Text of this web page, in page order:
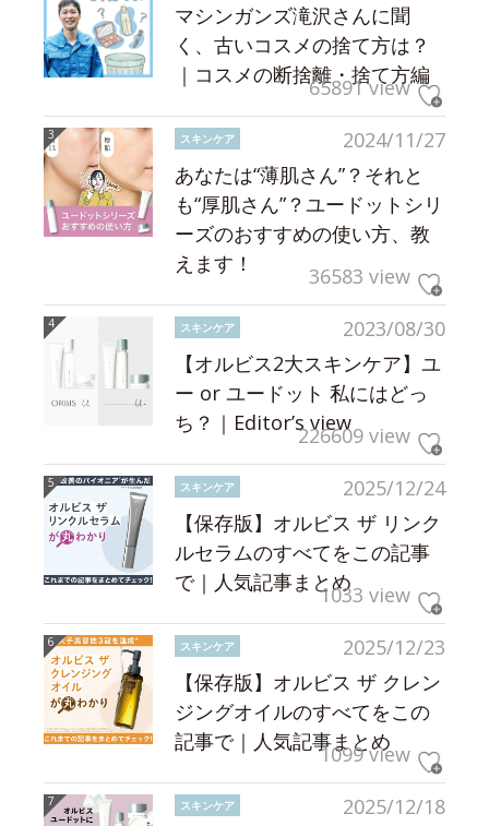
マシンガンズ滝沢さんに聞
く、古いコスメの捨て方は？
｜コスメの断捨離・捨て方編
65891 view
2024/11/27
スキンケア
あなたは“薄肌さん”？それと
も“厚肌さん”？ユードットシリ
ーズのおすすめの使い方、教
えます！
36583 view
2023/08/30
スキンケア
【オルビス2大スキンケア】ユ
ー or ユードット 私にはどっ
ち？｜Editor’s view226609 view
2025/12/24
スキンケア
【保存版】オルビス ザ リンク
ルセラムのすべてをこの記事
で｜人気記事まとめ1033 view
2025/12/23
スキンケア
【保存版】オルビス ザ クレン
ジングオイルのすべてをこの
記事で｜人気記事まとめ
1099 view
2025/12/18
スキンケア